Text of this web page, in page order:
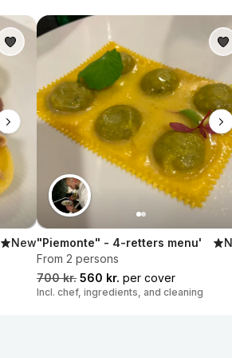
New"Piemonte" - 4-retters menu'
From 2 persons
700 kr. 560 kr. per cover
Incl. chef, ingredients, and cleaning